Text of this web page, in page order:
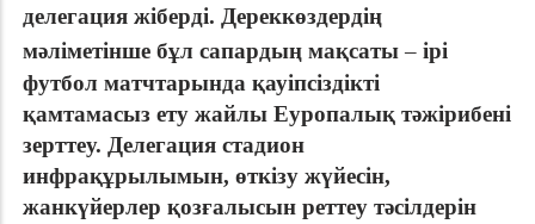
делегация жіберді. Дереккөздердің
мәліметінше бұл сапардың мақсаты– ірі
футбол матчтарында қауіпсіздікті
қамтамасыз ету жайлы Еуропалық тәжірибені
зерттеу. Делегация стадион
инфрақұрылымын, өткізу жүйесін,
жанкүйерлер қозғалысын реттеу тәсілдерін